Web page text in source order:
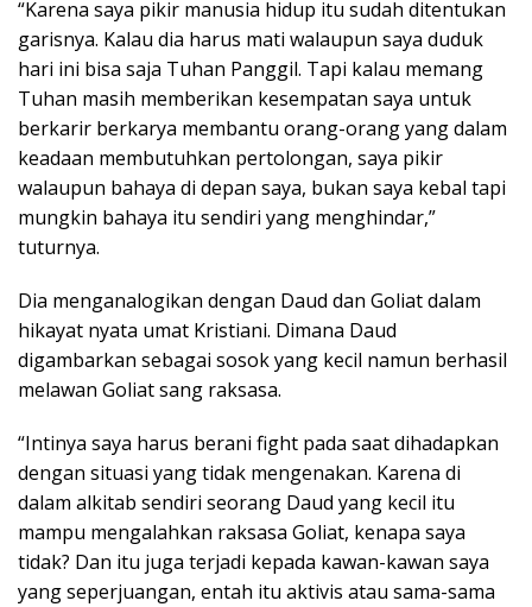
“Karena saya pikir manusia hidup itu sudah ditentukan
garisnya. Kalau dia harus mati walaupun saya duduk
hari ini bisa saja Tuhan Panggil. Tapi kalau memang
Tuhan masih memberikan kesempatan saya untuk
berkarir berkarya membantu orang-orang yang dalam
keadaan membutuhkan pertolongan, saya pikir
walaupun bahaya di depan saya, bukan saya kebal tapi
mungkin bahaya itu sendiri yang menghindar,”
tuturnya.
Dia menganalogikan dengan Daud dan Goliat dalam
hikayat nyata umat Kristiani. Dimana Daud
digambarkan sebagai sosok yang kecil namun berhasil
melawan Goliat sang raksasa.
“Intinya saya harus berani fight pada saat dihadapkan
dengan situasi yang tidak mengenakan. Karena di
dalam alkitab sendiri seorang Daud yang kecil itu
mampu mengalahkan raksasa Goliat, kenapa saya
tidak? Dan itu juga terjadi kepada kawan-kawan saya
yang seperjuangan, entah itu aktivis atau sama-sama